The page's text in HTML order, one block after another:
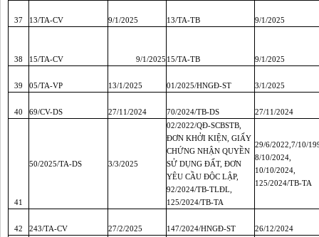
37 13/TA-CV 9/1/2025 13/TA-TB 9/1/2025
38 15/TA-CV 9/1/2025 15/TA-TB 9/1/2025
39 05/TA-VP 13/1/2025 01/2025/HNGĐ-ST 3/1/2025
40 69/CV-DS 27/11/2024 70/2024/TB-DS 27/11/2024
41
50/2025/TA-DS 3/3/2025
02/2022/QĐ-SCBSTB,
ĐƠN KHỞI KIỆN, GIẤY
CHỨNG NHẬN QUYỀN
SỬ DỤNG ĐẤT, ĐƠN
YÊU CẦU ĐỘC LẬP,
92/2024/TB-TLĐL,
125/2024/TB-TA
29/6/2022,7/10/
8/10/2024,
10/10/2024,
125/2024/TB-TA
42 243/TA-CV 27/2/2025 147/2024/HNGĐ-ST 26/12/2024